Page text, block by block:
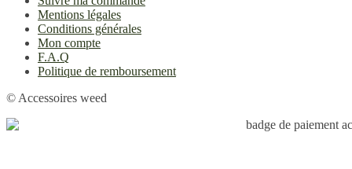
Mentions légales
Conditions générales
Mon compte
F.A.Q
Politique de remboursement
© Accessoires weed